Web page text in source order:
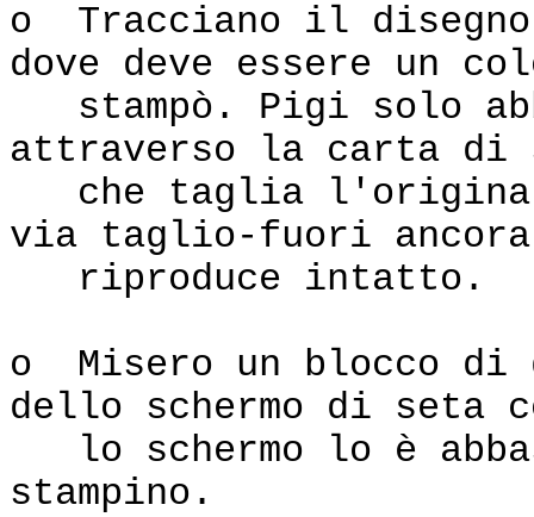
o Tracciano il
dove deve essere un
stampò. Pigi solo
attraverso la carta di
che taglia
via taglio-fuori
riproduce intatto.
o Misero un blocco di
dello schermo di seta
lo schermo lo è
stampino.